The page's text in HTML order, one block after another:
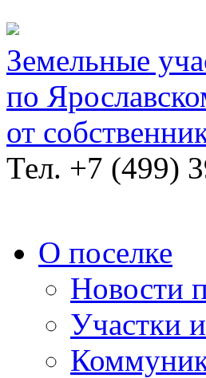
Земельные
по
от
Тел. +7 (499)
О поселке
Новости
Участки